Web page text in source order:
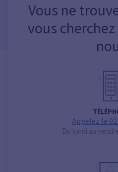
Vous ne
vous
Appelez le
Du lundi au